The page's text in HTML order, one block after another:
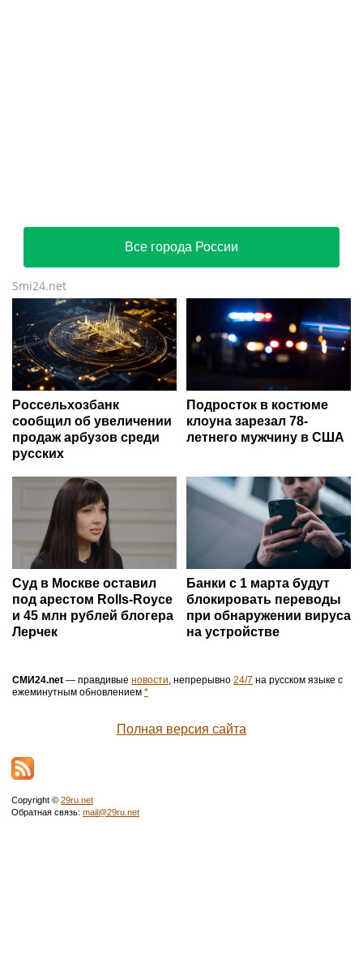
Все города России
Smi24.net
Россельхозбанк
сообщил об увеличении
продаж арбузов среди
русских
Подросток в костюме
клоуна зарезал 78-
летнего мужчину в США
Суд в Москве оставил
под арестом Rolls-Royce
и 45 млн рублей блогера
Лерчек
Банки с 1 марта будут
блокировать переводы
при обнаружении вируса
на устройстве
СМИ24.net — правдивые новости, непрерывно 24/7 на русском языке с
ежеминутным обновлением *
Полная версия сайта
Copyright © 29ru.net
Обратная связь: mail@29ru.net